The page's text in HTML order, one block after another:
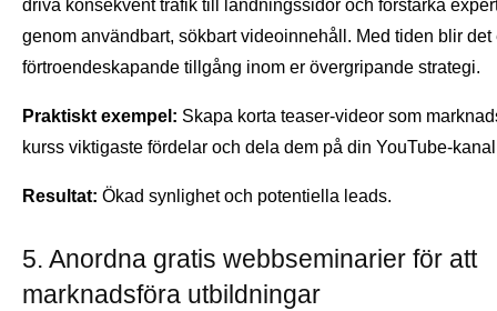
driva konsekvent trafik till landningssidor och förstärka
genom användbart, sökbart videoinnehåll. Med tiden blir det
förtroendeskapande tillgång inom er övergripande strategi.
Praktiskt exempel: Skapa korta teaser-videor som
kurss viktigaste fördelar och dela dem på din YouTube-
Resultat: Ökad synlighet och potentiella leads.
5. Anordna gratis webbseminarier för att
marknadsföra utbildningar